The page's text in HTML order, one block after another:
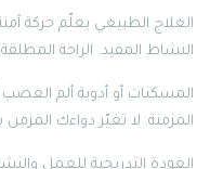
العلاج الطبيعي يعلّم حركة
النشاط المفيد. الراحة
المسكنات أو أدوية ألم
المزمنة. لا تغيّر دواءك
العودة التدريجية للعمل